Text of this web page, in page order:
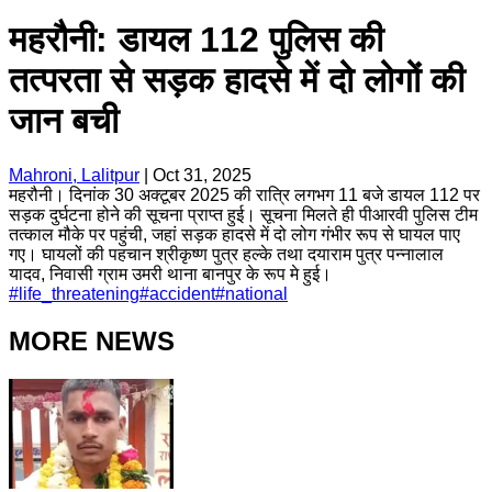
महरौनी: डायल 112 पुलिस की
तत्परता से सड़क हादसे में दो लोगों की
जान बची
Mahroni, Lalitpur
Oct 31, 2025
महरौनी। दिनांक 30 अक्टूबर 2025 की रात्रि लगभग 11 बजे डायल 112 पर
सड़क दुर्घटना होने की सूचना प्राप्त हुई। सूचना मिलते ही पीआरवी पुलिस टीम
तत्काल मौके पर पहुंची, जहां सड़क हादसे में दो लोग गंभीर रूप से घायल पाए
गए। घायलों की पहचान श्रीकृष्ण पुत्र हल्के तथा दयाराम पुत्र पन्नालाल
यादव, निवासी ग्राम उमरी थाना बानपुर के रूप मे हुई।
# life_threatening#accident#national
MORE NEWS